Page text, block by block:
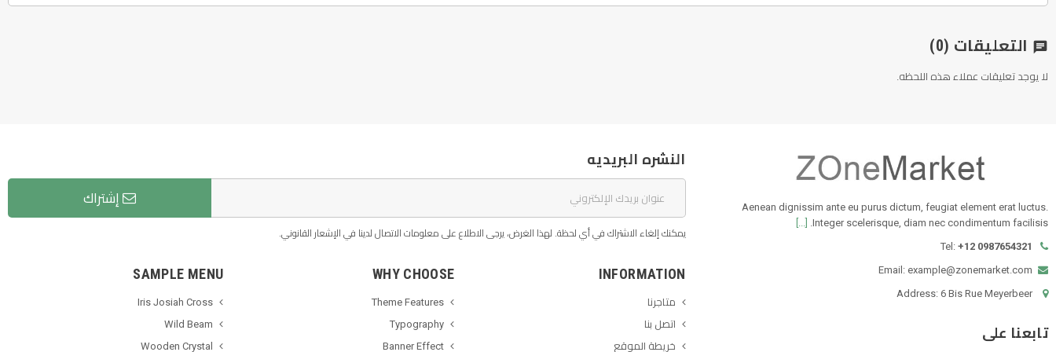
chat التعليقات (0)
لا يوجد تعليقات عملاء هذه اللحظه.
Aenean dignissim ante eu purus dictum, feugiat element erat luctus.
Integer scelerisque, diam nec condimentum facilisis.
Tel: +12 0987654321
Email: example@zonemarket.com
Address: 6 Bis Rue Meyerbeer
تابعنا على
النشره البريديه
إشتراك
يمكنك إلغاء الاشتراك في أي لحظة. لهذا الغرض، يرجى الاطلاع على معلومات الاتصال لدينا في الإشعار القانوني.
INFORMATION
متاجرنا
اتصل بنا
خريطة الموقع
WHY CHOOSE
Theme Features
Typography
Banner Effect
SAMPLE MENU
Iris Josiah Cross
Wild Beam
Wooden Crystal